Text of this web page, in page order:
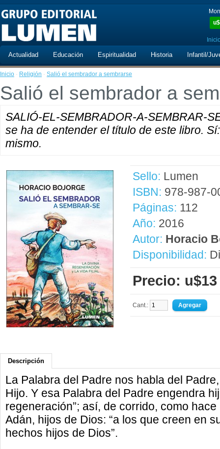
u$
Actualidad Educación Espiritualidad Historia Infantil/
Inicio · Religión · Salió el sembrador a sembrarse
Salió el sembrador a
SALIÓ-EL-SEMBRADOR-A-SEMBRAR-
se ha de entender el título de este libro.
mismo.
Sello: Lumen
ISBN: 978-987-
Páginas: 112
Año: 2016
Autor: Horacio
Disponibilidad:
Precio: u$13
Cant.:
Descripción
La Palabra del Padre nos habla del
Hijo. Y esa Palabra del Padre engendra
regeneración”; así, de corrido, como
Adán, hijos de Dios: “a los que creen en
hechos hijos de Dios”.